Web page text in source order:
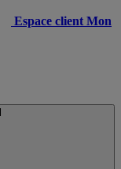
Espace client Mon